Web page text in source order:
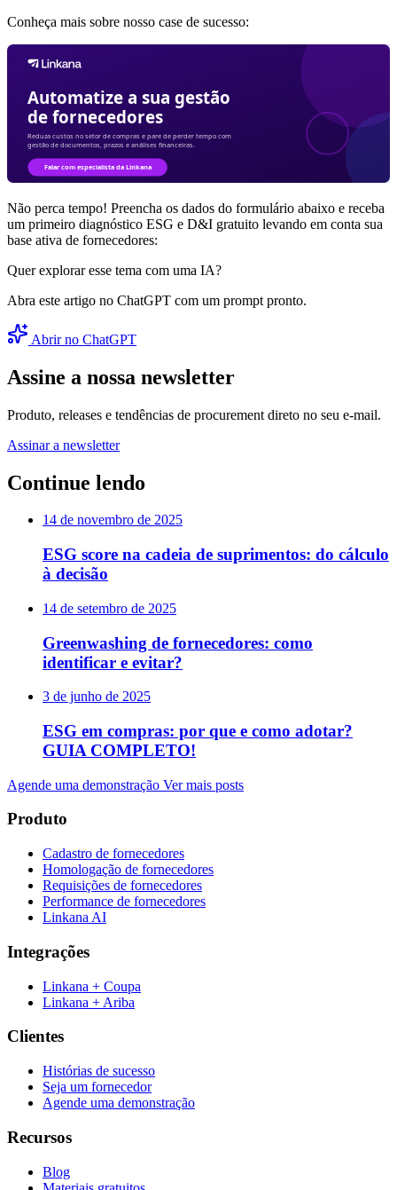
Conheça mais sobre nosso case de sucesso:
Não perca tempo! Preencha os dados do formulário abaixo e receba
um primeiro diagnóstico ESG e D&I gratuito levando em conta sua
base ativa de fornecedores:
Quer explorar esse tema com uma IA?
Abra este artigo no ChatGPT com um prompt pronto.
Abrir no ChatGPT
Assine a nossa newsletter
Produto, releases e tendências de procurement direto no seu e-mail.
Assinar a newsletter
Continue lendo
14 de novembro de 2025
ESG score na cadeia de suprimentos: do cálculo
à decisão
14 de setembro de 2025
Greenwashing de fornecedores: como
identificar e evitar?
3 de junho de 2025
ESG em compras: por que e como adotar?
GUIA COMPLETO!
Agende uma demonstração Ver mais posts
Produto
Cadastro de fornecedores
Homologação de fornecedores
Requisições de fornecedores
Performance de fornecedores
Linkana AI
Integrações
Linkana + Coupa
Linkana + Ariba
Clientes
Histórias de sucesso
Seja um fornecedor
Agende uma demonstração
Recursos
Blog